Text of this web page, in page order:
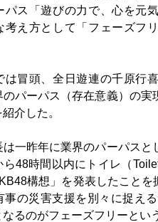
パス「遊びの力で、心を元
考え方として「フェーズフ
は冒頭、全日遊連の千原行
パーパス（存在意義）の実
介した。
一昨年に業界のパーパス
ら48時間以内にトイレ（
構想」を発表したこと
事の災害支援を別々に捉え
るのがフェーズフリーとい